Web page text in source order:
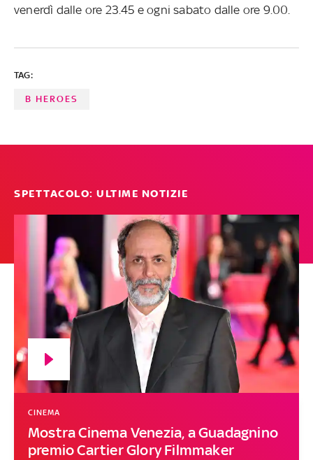
venerdì dalle ore 23.45 e ogni sabato dalle ore 9.00.
TAG:
B HEROES
SPETTACOLO: ULTIME NOTIZIE
Mostra Cinema Venezia, a Guadagnino
premio Cartier Glory Filmmaker
CINEMA